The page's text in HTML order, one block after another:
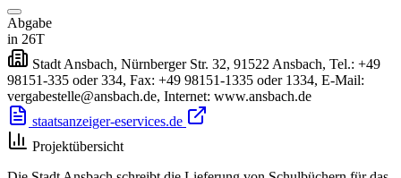
Abgabe
in 26T
Stadt Ansbach, Nürnberger Str. 32, 91522 Ansbach, Tel.: +49
98151-335 oder 334, Fax: +49 98151-1335 oder 1334, E-Mail:
vergabestelle@ansbach.de, Internet: www.ansbach.de
staatsanzeiger-eservices.de
Projektübersicht